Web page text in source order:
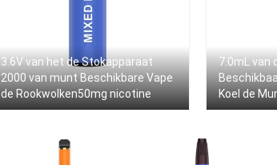
3.6V van het de Stokapparaat
2000 van munt Beschikbare Vape
de Rookwolken50mg nicotine
7.0mL van
Koel de